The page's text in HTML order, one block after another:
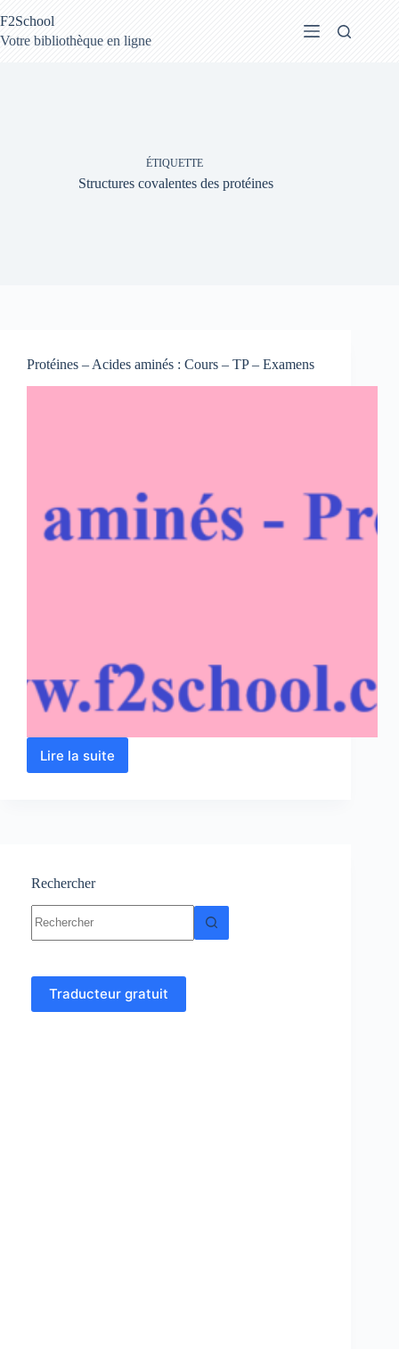
au
contenu
F2School
Votre bibliothèque en ligne
ÉTIQUETTE
Structures covalentes des protéines
Protéines – Acides aminés : Cours – TP – Examens
Lire la suite
Protéines
TP
Examens
Rechercher
résultat
Traducteur gratuit